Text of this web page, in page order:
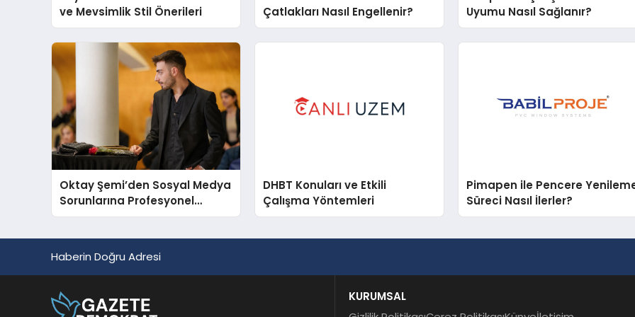
ve Mevsimlik Stil Önerileri
Çatlakları Nasıl Engellenir?
Uyumu Nasıl Sağlanır?
Oktay Şemi’den Sosyal Medya
Sorunlarına Profesyonel
Müdahale ve Hızlı Çözüm
DHBT Konuları ve Etkili
Çalışma Yöntemleri
Pimapen ile Pencere
Süreci Nasıl İlerler?
Haberin Doğru Adresi
KURUMSAL